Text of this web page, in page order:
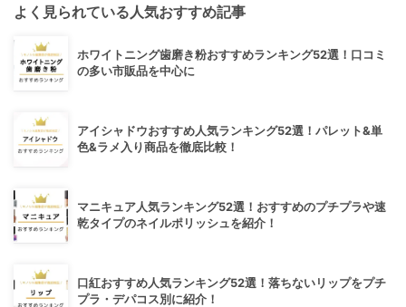
よく見られている人気おすすめ記事
ホワイトニング歯磨き粉おすすめランキング52選！口コミ
の多い市販品を中心に
アイシャドウおすすめ人気ランキング52選！パレット&単
色&ラメ入り商品を徹底比較！
マニキュア人気ランキング52選！おすすめのプチプラや速
乾タイプのネイルポリッシュを紹介！
口紅おすすめ人気ランキング52選！落ちないリップをプチ
プラ・デパコス別に紹介！